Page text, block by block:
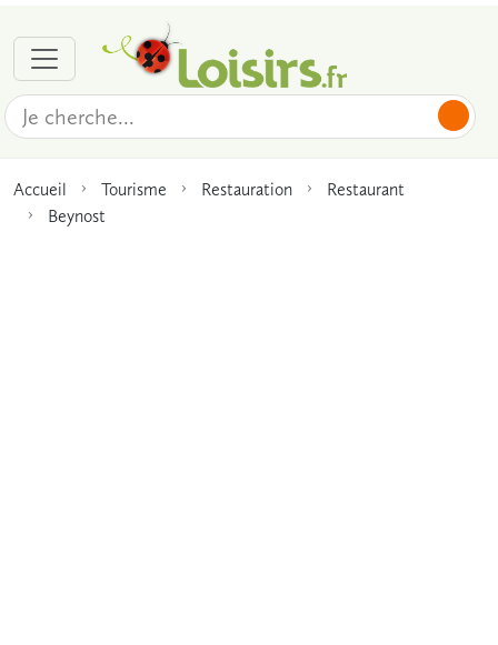
Accueil Tourisme Restauration
Restaurant
Beynost